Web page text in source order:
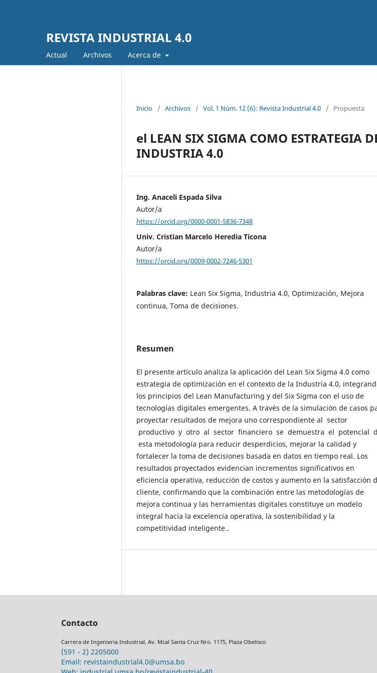
REVISTA INDUSTRIAL 4.0
Actual Archivos Acerca de
Inicio / Archivos / Vol. 1 Núm. 12 (6): Revista Industrial 4.0 / Propuesta
el LEAN SIX SIGMA COMO ESTRATEGIA
INDUSTRIA 4.0
Ing. Anaceli Espada Silva
Autor/a
https://orcid.org/0000-0001-5836-7348
Univ. Cristian Marcelo Heredia Ticona
Autor/a
https://orcid.org/0009-0002-7246-5301
Palabras clave: Lean Six Sigma, Industria 4.0, Optimización, Mejora
continua, Toma de decisiones.
Resumen
El presente artículo analiza la aplicación del Lean Six Sigma 4.0 como
estrategia de optimización en el contexto de la Industria 4.0,
los principios del Lean Manufacturing y del Six Sigma con el uso de
tecnologías digitales emergentes. A través de la simulación de casos
proyectar resultados de mejora uno correspondiente al sector
productivo y otro al sector financiero se demuestra el potencial
esta metodología para reducir desperdicios, mejorar la calidad y
fortalecer la toma de decisiones basada en datos en tiempo real. Los
resultados proyectados evidencian incrementos significativos en
eficiencia operativa, reducción de costos y aumento en la satisfacción
cliente, confirmando que la combinación entre las metodologías de
mejora continua y las herramientas digitales constituye un modelo
integral hacia la excelencia operativa, la sostenibilidad y la
competitividad inteligente..
Contacto
Carrera de Ingenieria Industrial, Av. Mcal Santa Cruz Nro. 1175, Plaza Obelisco
(591 - 2) 2205000
Email: revistaindustrial4.0@umsa.bo